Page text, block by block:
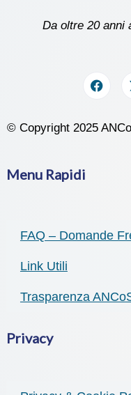
Da oltre 20 anni
© Copyright 2025
Menu Rapidi
FAQ – Domande
Link Utili
Trasparenza
Privacy